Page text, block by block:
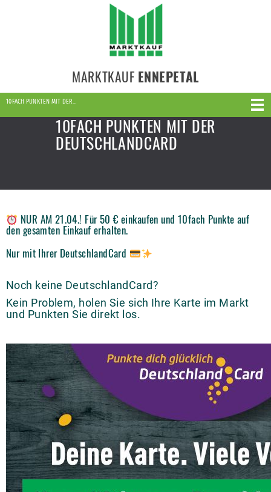
MARKTKAUF ENNEPETAL
10FACH PUNKTEN MIT DER…
10FACH PUNKTEN MIT DER
DEUTSCHLANDCARD
NUR AM 21.04.! Für 50 € einkaufen und 10fach Punkte auf
den gesamten Einkauf erhalten.
Nur mit Ihrer DeutschlandCard
Noch keine DeutschlandCard?
Kein Problem, holen Sie sich Ihre Karte im Markt
und Punkten Sie direkt los.